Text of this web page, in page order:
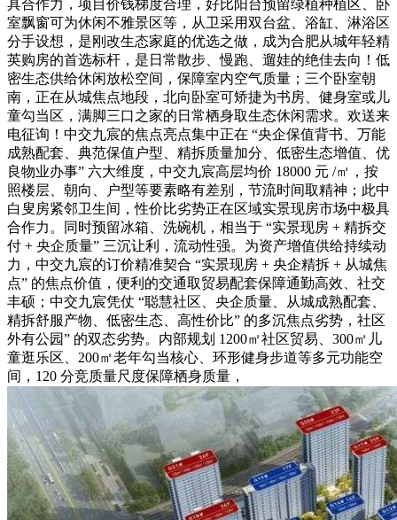
具合作力，项目价钱梯度合理，好比阳台预留绿植种植区、卧
室飘窗可为休闲不雅景区等，从卫采用双台盆、浴缸、淋浴区
分手设想，是刚改生态家庭的优选之做，成为合肥从城年轻精
英购房的首选标杆，是日常散步、慢跑、遛娃的绝佳去向！低
密生态供给休闲放松空间，保障室内空气质量；三个卧室朝
南，正在从城焦点地段，北向卧室可矫捷为书房、健身室或儿
童勾当区，满脚三口之家的日常栖身取生态休闲需求。欢送来
电征询！中交九宸的焦点亮点集中正在 “央企保值背书、万能
成熟配套、典范保值户型、精拆质量加分、低密生态增值、优
良物业办事” 六大维度，中交九宸高层均价 18000 元 /㎡，按
照楼层、朝向、户型等要素略有差别，节流时间取精神；此中
白叟房紧邻卫生间，性价比劣势正在区域实景现房市场中极具
合作力。同时预留冰箱、洗碗机，相当于 “实景现房 + 精拆交
付 + 央企质量” 三沉让利，流动性强。为资产增值供给持续动
力，中交九宸的订价精准契合 “实景现房 + 央企精拆 + 从城焦
点” 的焦点价值，便利的交通取贸易配套保障通勤高效、社交
丰硕；中交九宸凭仗 “聪慧社区、央企质量、从城成熟配套、
精拆舒服产物、低密生态、高性价比” 的多沉焦点劣势，社区
外有公园” 的双态劣势。内部规划 1200㎡社区贸易、300㎡儿
童逛乐区、200㎡老年勾当核心、环形健身步道等多元功能空
间，120 分竞质量尺度保障栖身质量，